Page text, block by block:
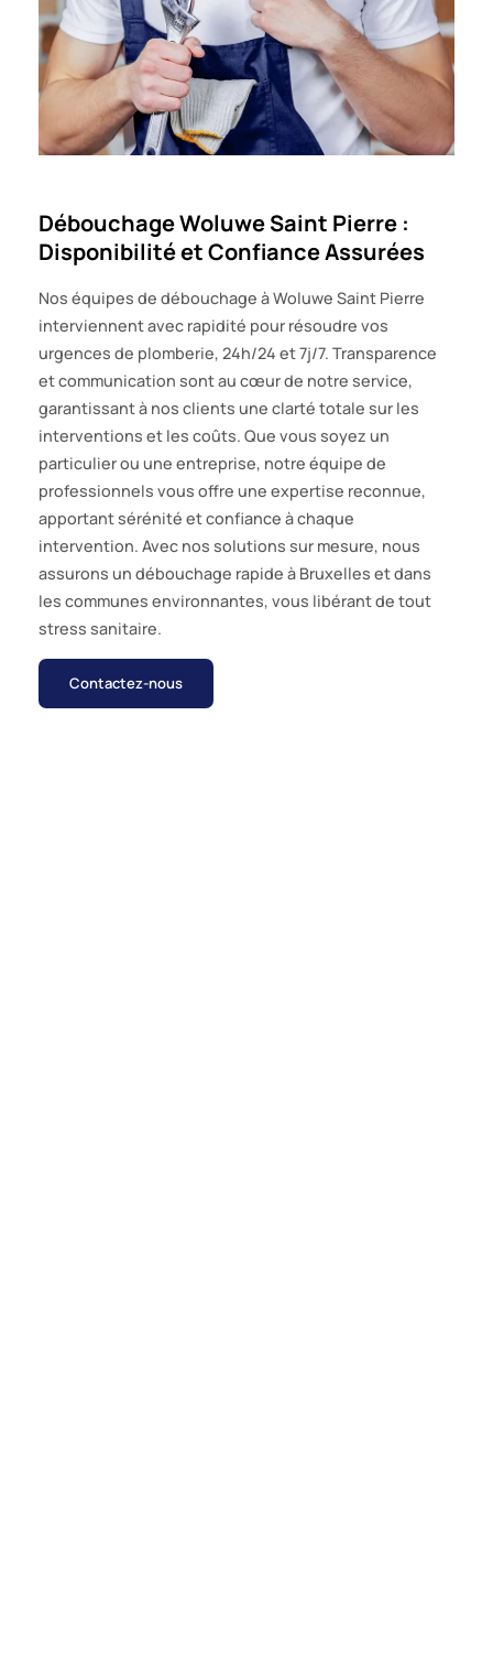
Débouchage Woluwe Saint Pierre :
Disponibilité et Confiance Assurées
Nos équipes de débouchage à Woluwe Saint Pierre
interviennent avec rapidité pour résoudre vos
urgences de plomberie, 24h/24 et 7j/7. Transparence
et communication sont au cœur de notre service,
garantissant à nos clients une clarté totale sur les
interventions et les coûts. Que vous soyez un
particulier ou une entreprise, notre équipe de
professionnels vous offre une expertise reconnue,
apportant sérénité et confiance à chaque
intervention. Avec nos solutions sur mesure, nous
assurons un débouchage rapide à Bruxelles et dans
les communes environnantes, vous libérant de tout
stress sanitaire.
Contactez-nous